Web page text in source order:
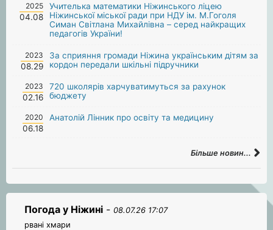
2025
04.08
Учителька математики Ніжинського ліцею
Ніжинської міської ради при НДУ ім. М.Гоголя
Симан Світлана Михайлівна – серед найкращих
педагогів України!
2023
08.29
За сприяння громади Ніжина українським дітям за
кордон передали шкільні підручники
2023
02.16
720 школярів харчуватимуться за рахунок
бюджету
2020
06.18
Анатолій Лінник про освіту та медицину
Більше новин...
Погода у Ніжині - 08.07.26 17:07
рвані хмари